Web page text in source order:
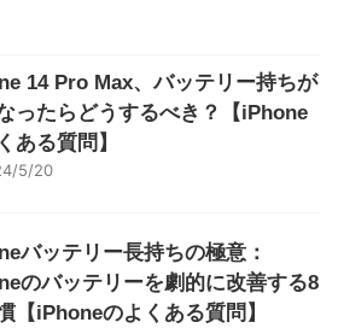
14 Pro Max、バッテリー持ちが
ったらどうするべき？【iPhone
ある質問】
5/20
バッテリー長持ちの極意：
のバッテリーを劇的に改善する8
【iPhoneのよくある質問】